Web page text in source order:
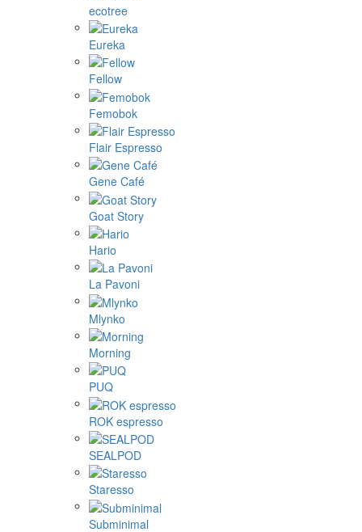
ecotree
Eureka
Fellow
Femobok
Flair Espresso
Gene Café
Goat Story
Hario
La Pavoni
Mlynko
Morning
PUQ
ROK espresso
SEALPOD
Staresso
Subminimal